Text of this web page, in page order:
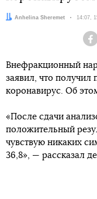
Автор:
Anhelina Sheremet Дата:
14:07,
Внефракционный
заявил, что получил
коронавирус. Об
«После сдачи
положительный
чувствую никаких
36,8», — рассказал